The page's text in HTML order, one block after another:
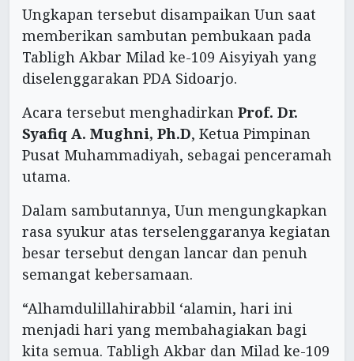
Ungkapan tersebut disampaikan Uun saat
memberikan sambutan pembukaan pada
Tabligh Akbar Milad ke-109 Aisyiyah yang
diselenggarakan PDA Sidoarjo.
Acara tersebut menghadirkan Prof. Dr.
Syafiq A. Mughni, Ph.D, Ketua Pimpinan
Pusat Muhammadiyah, sebagai penceramah
utama.
Dalam sambutannya, Uun mengungkapkan
rasa syukur atas terselenggaranya kegiatan
besar tersebut dengan lancar dan penuh
semangat kebersamaan.
“Alhamdulillahirabbil ‘alamin, hari ini
menjadi hari yang membahagiakan bagi
kita semua. Tabligh Akbar dan Milad ke-109